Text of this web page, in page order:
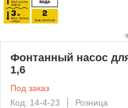
Фонтанный насос
1,6
Под заказ
Код: 14-4-23
Розница